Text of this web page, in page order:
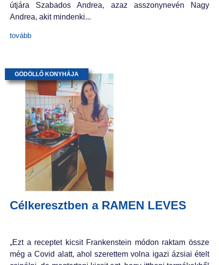
útjára Szabados Andrea, azaz asszonynevén Nagy
Andrea, akit mindenki...
tovább
Célkeresztben a RAMEN LEVES
GÖDÖLLŐ KONYHÁJA
„Ezt a receptet kicsit Frankenstein módon raktam össze
még a Covid alatt, ahol szerettem volna igazi ázsiai ételt